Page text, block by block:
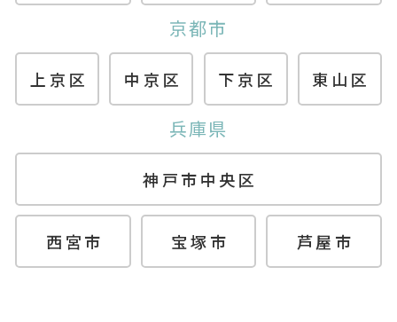
京都市
上京区 中京区 下京区 東山区
兵庫県
神戸市中央区
西宮市 宝塚市 芦屋市